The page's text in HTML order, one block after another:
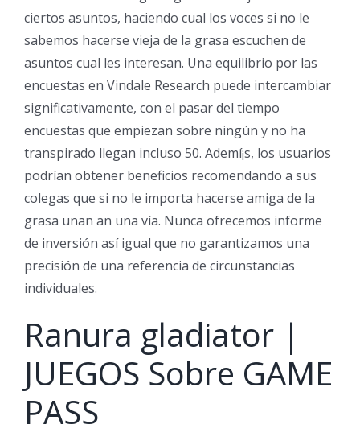
ciertos asuntos, haciendo cual los voces si no le
sabemos hacerse vieja de la grasa escuchen de
asuntos cual les interesan. Una equilibrio por las
encuestas en Vindale Research puede intercambiar
significativamente, con el pasar del tiempo
encuestas que empiezan sobre ningún y no ha
transpirado llegan incluso 50. Ademí¡s, los usuarios
podrían obtener beneficios recomendando a sus
colegas que si no le importa hacerse amiga de la
grasa unan an una ví­a. Nunca ofrecemos informe
de inversión así­ igual que no garantizamos una
precisión de una referencia de circunstancias
individuales.
Ranura gladiator |
JUEGOS Sobre GAME
PASS